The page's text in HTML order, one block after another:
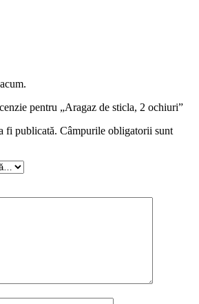
pentru „Aragaz de sticla, 2 ochiuri”
fi publicată. Câmpurile obligatorii sunt